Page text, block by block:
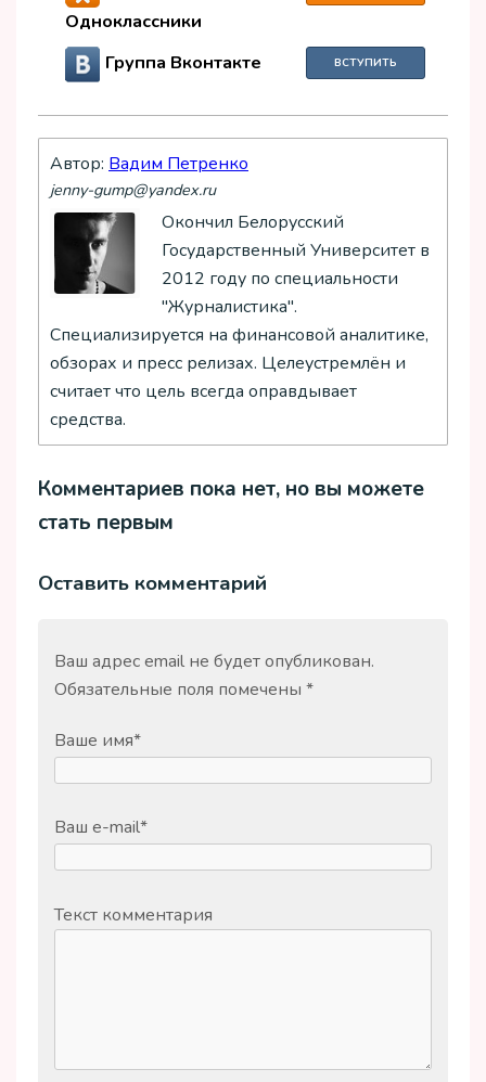
Одноклассники
Группа Вконтакте ВСТУПИТЬ
Автор: Вадим Петренко
jenny-gump@yandex.ru
Окончил Белорусский
Государственный Университет в
2012 году по специальности
"Журналистика".
Специализируется на финансовой аналитике,
обзорах и пресс релизах. Целеустремлён и
считает что цель всегда оправдывает
средства.
Комментариев пока нет, но вы можете
стать первым
Оставить комментарий
Ваш адрес email не будет опубликован.
Обязательные поля помечены *
Ваше имя*
Ваш e-mail*
Текст комментария